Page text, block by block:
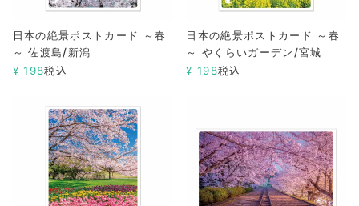
日本の絶景ポストカード ～春
～ 佐渡島/新潟
¥ 198税込
日本の絶景ポストカード ～春
～ やくらいガーデン/宮城
¥ 198税込